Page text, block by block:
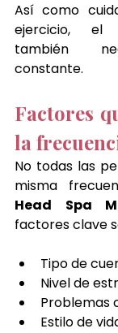
Así como
ejercicio, el
también
constante.
Factores
la
No todas las
misma
Head Spa
factores clave
Tipo de
Nivel de
Problemas
Estilo de